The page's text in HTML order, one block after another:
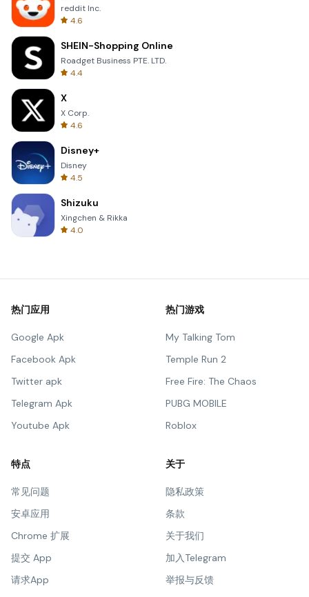
reddit Inc.
4.6
SHEIN-Shopping Online
Roadget Business PTE. LTD.
4.4
X
X Corp.
4.6
Disney+
Disney
4.5
Shizuku
Xingchen & Rikka
4.0
热门应用
Google Apk
Facebook Apk
Twitter apk
Telegram Apk
Youtube Apk
热门游戏
My Talking Tom
Temple Run 2
Free Fire: The Chaos
PUBG MOBILE
Roblox
特点
常见问题
安卓应用
Chrome 扩展
提交 App
请求App
关于
隐私政策
条款
关于我们
加入Telegram
举报与反馈